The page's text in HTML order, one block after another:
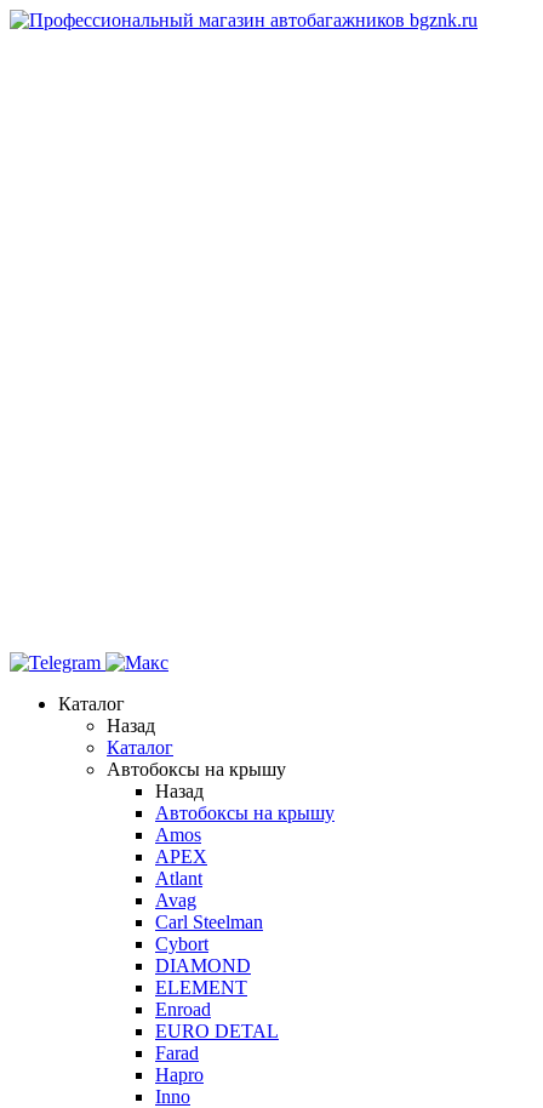
Каталог
Назад
Каталог
Автобоксы на крышу
Назад
Автобоксы на крышу
Amos
APEX
Atlant
Avag
Carl Steelman
Cybort
DIAMOND
ELEMENT
Enroad
EURO DETAL
Farad
Hapro
Inno